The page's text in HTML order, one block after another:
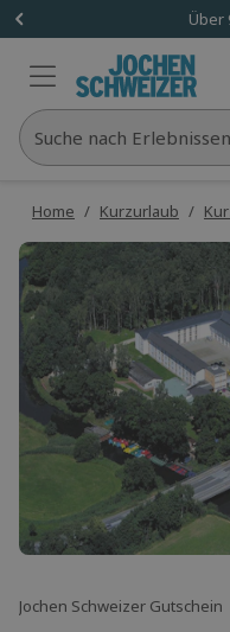
Über
Suche nach
Home / Kurzurlaub /
Jochen Schweizer Gutschein